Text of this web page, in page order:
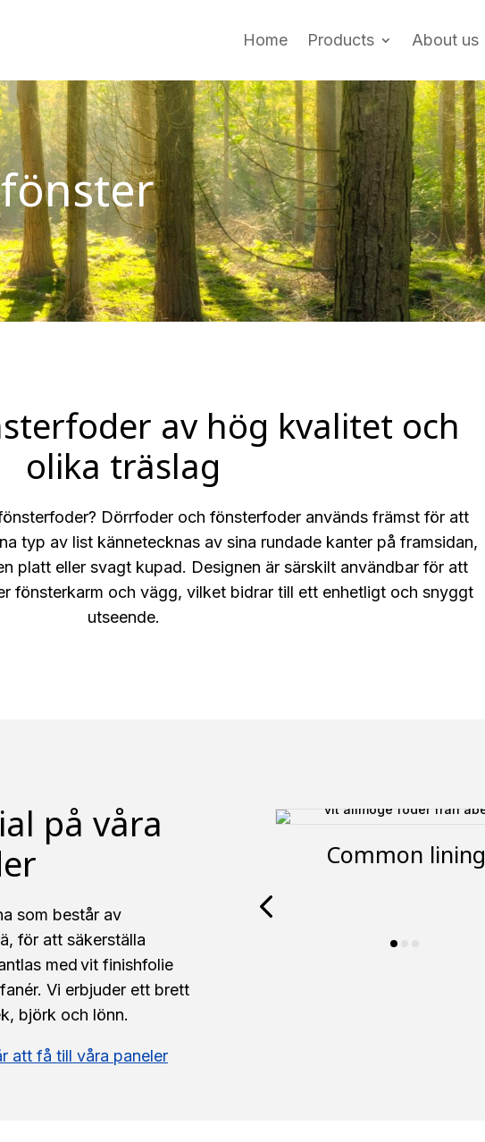
Home Products About us
av hög kvalitet och
olika träslag
Dörrfoder och fönsterfoder används främst för att
typ av list kännetecknas av sina rundade kanter på framsidan,
platt eller svagt kupad. Designen är särskilt användbar för att
fönsterkarm och vägg, vilket bidrar till ett enhetligt och snyggt
utseende.
på våra
som består av
för att säkerställa
med vit finishfolie
Vi erbjuder ett brett
björk och lönn.
att få till våra paneler
Common lining